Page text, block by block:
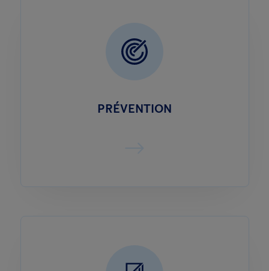
PRÉVENTION